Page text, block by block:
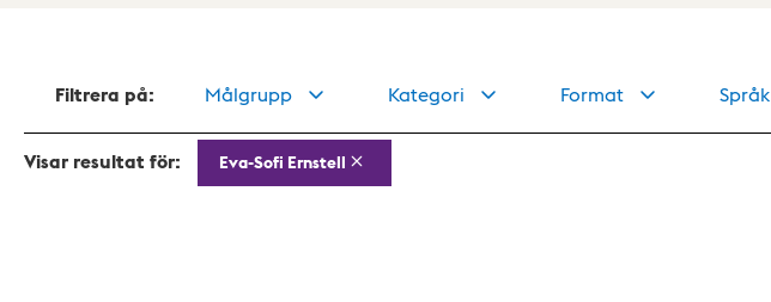
Filtrera på: Målgrupp Kategori Format Språk
Visar resultat för: Eva-Sofi Ernstell